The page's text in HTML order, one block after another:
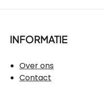
INFORMATIE
Over ons
Contact